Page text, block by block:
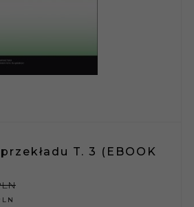
T. 3 (EBOOK